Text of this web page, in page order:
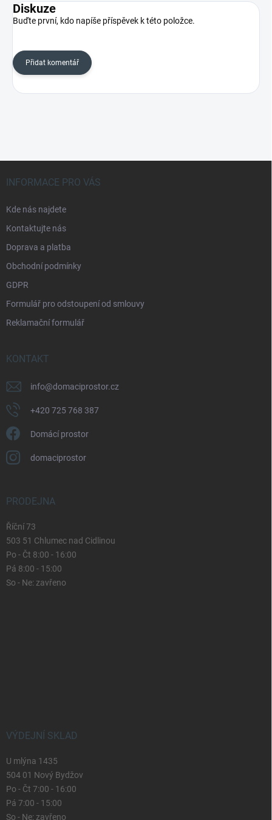
Diskuze
Buďte první, kdo napíše příspěvek k této položce.
Přidat komentář
INFORMACE PRO VÁS
Kde nás najdete
Kontaktujte nás
Doprava a platba
Obchodní podmínky
GDPR
Formulář pro odstoupení od smlouvy
Reklamační formulář
KONTAKT
info@domaciprostor.cz
+420 725 768 387
Domácí prostor
domaciprostor
PRODEJNA
Říční 73
503 51 Chlumec nad Cidlinou
Po - Čt 8:00 - 16:00
Pá 8:00 - 15:00
So - Ne: zavřeno
VÝDEJNÍ SKLAD
U mlýna 1435
504 01 Nový Bydžov
Po - Čt 7:00 - 16:00
Pá 7:00 - 15:00
So - Ne: zavřeno